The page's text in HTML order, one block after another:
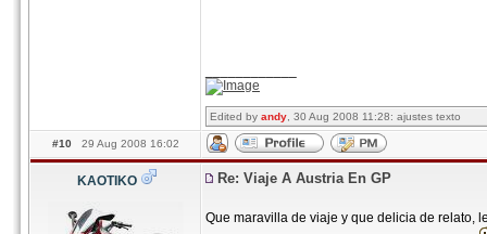
Edited by andy , 30 Aug 2008 11:28: ajustes texto
#10 29 Aug 2008 16:02
KAOTIKO Re: Viaje A Austria En GP
Que maravilla de viaje y que delicia de